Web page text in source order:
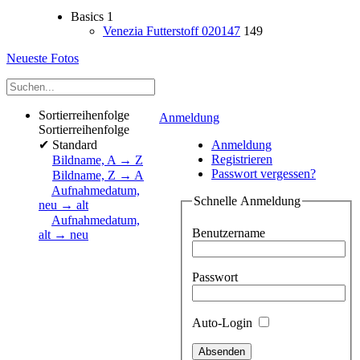
Basics 1
Venezia Futterstoff 020147 149
Neueste Fotos
Anmeldung
Anmeldung
Registrieren
Passwort vergessen?
Schnelle Anmeldung
Benutzername
Passwort
Auto-Login
Sortierreihenfolge
Sortierreihenfolge
✔ Standard
Bildname, A → Z
Bildname, Z → A
Aufnahmedatum,
neu → alt
Aufnahmedatum,
alt → neu